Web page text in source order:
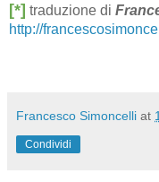
[*] traduzione di
http://
Francesco Simoncelli at
Condividi